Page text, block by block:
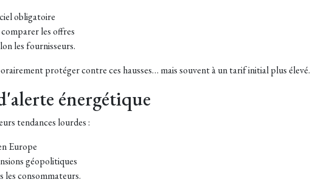
obligatoire
les offres
les fournisseurs.
protéger contre ces hausses… mais souvent à un tarif initial plus élevé.
énergétique
tendances lourdes :
Europe
géopolitiques
consommateurs.